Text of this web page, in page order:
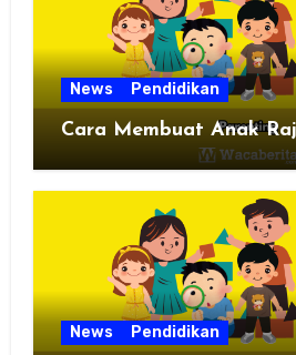
News Pendidikan
Cara Membuat Anak
News Pendidikan